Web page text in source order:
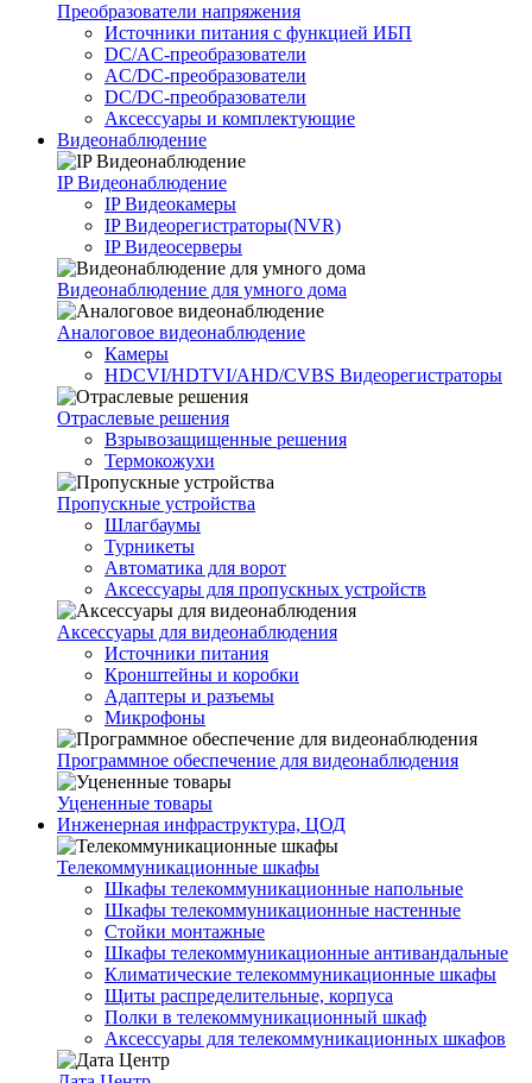
Преобразователи напряжения
Источники питания c функцией ИБП
DC/AC-преобразователи
AC/DC-преобразователи
DC/DC-преобразователи
Аксессуары и комплектующие
Видеонаблюдение
IP Видеонаблюдение
IP Видеокамеры
IP Видеорегистраторы(NVR)
IP Видеосерверы
Видеонаблюдение для умного дома
Аналоговое видеонаблюдение
Камеры
HDCVI/HDTVI/AHD/CVBS Видеорегистраторы
Отраслевые решения
Взрывозащищенные решения
Термокожухи
Пропускные устройства
Шлагбаумы
Турникеты
Автоматика для ворот
Аксессуары для пропускных устройств
Аксессуары для видеонаблюдения
Источники питания
Кронштейны и коробки
Адаптеры и разъемы
Микрофоны
Программное обеспечение для видеонаблюдения
Уцененные товары
Инженерная инфраструктура, ЦОД
Телекоммуникационные шкафы
Шкафы телекоммуникационные напольные
Шкафы телекоммуникационные настенные
Стойки монтажные
Шкафы телекоммуникационные антивандальные
Климатические телекоммуникационные шкафы
Щиты распределительные, корпуса
Полки в телекоммуникационный шкаф
Аксессуары для телекоммуникационных шкафов